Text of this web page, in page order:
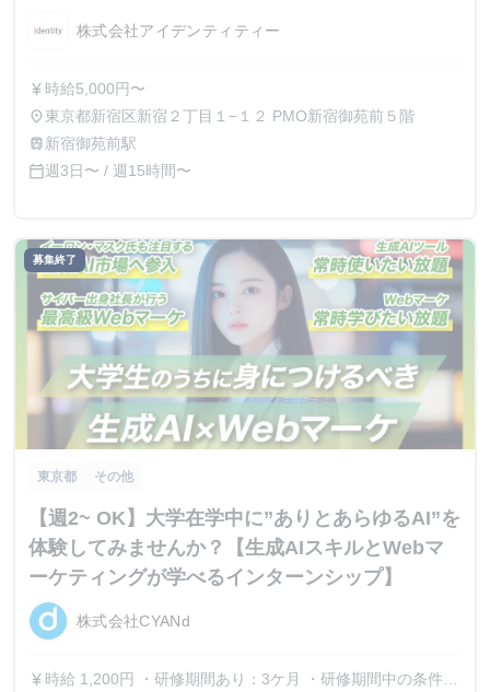
株式会社アイデンティティー
currency_yen 時給5,000円〜
place東京都新宿区新宿２丁目１−１２ PMO新宿御苑前５階
train 新宿御苑前駅
calendar_today週3日〜 / 週15時間〜
募集終了
東京都 その他
【週2~ OK】大学在学中に”ありとあらゆるAI”を
体験してみませんか？【生成AIスキルとWebマ
ーケティングが学べるインターンシップ】
株式会社CYANd
currency_yen 時給 1,200円 ・研修期間あり：3ケ月 ・研修期間中の条件：